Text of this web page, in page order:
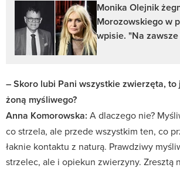
Monika Olejnik
Morozowskiego w
wpisie. "Na
– Skoro lubi Pani wszystkie zwierzęta, to
żoną myśliwego?
Anna Komorowska: A dlaczego nie?
co strzela, ale przede wszystkim ten, co
łaknie kontaktu z naturą. Prawdziwy
strzelec, ale i opiekun zwierzyny. Zresztą